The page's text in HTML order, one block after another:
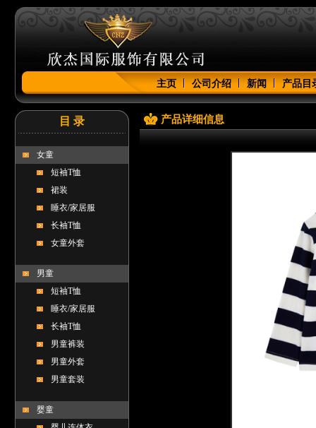
主页 公司介绍 新闻 产品目
目 录
女童
短袖T恤
裙装
睡衣/家居服
长袖T恤
女童外套
男童
短袖T恤
睡衣/家居服
长袖T恤
男童裤装
男童外套
男童套装
婴童
产品详细信息